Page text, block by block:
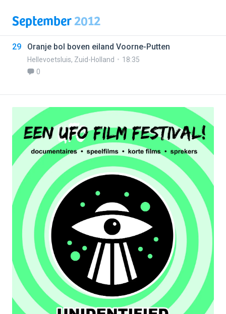
September2012
29 Oranje bol boven eiland Voorne-Putten
Hellevoetsluis, Zuid-Holland
18:35
0